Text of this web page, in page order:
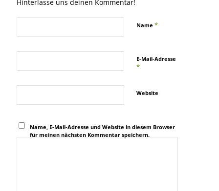
Hinterlasse uns deinen Kommentar!
Name *
E-Mail-Adresse
*
Website
Name, E-Mail-Adresse und Website in diesem Browser
für meinen nächsten Kommentar speichern.